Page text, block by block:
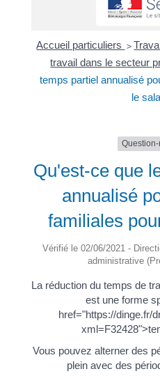
Accueil particuliers >
travail dans le secteur
temps partiel annualisé
le
Qu'est-ce que
annualisé
familiales
Vérifié le 02/06/2021 -
administrative
La réduction du temps de
est une forme
href="https://dinge.fr/
Vous pouvez alterner des
plein avec des